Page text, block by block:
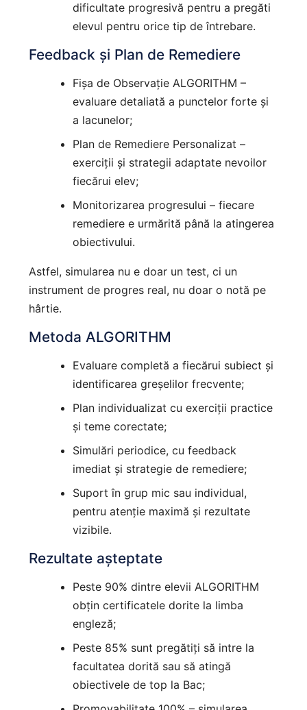
dificultate progresivă pentru a pregăti
elevul pentru orice tip de întrebare.
Feedback și Plan de Remediere
Fișa de Observație ALGORITHM –
evaluare detaliată a punctelor forte și
a lacunelor;
Plan de Remediere Personalizat –
exerciții și strategii adaptate nevoilor
fiecărui elev;
Monitorizarea progresului – fiecare
remediere e urmărită până la atingerea
obiectivului.
Astfel, simularea nu e doar un test, ci un
instrument de progres real, nu doar o notă pe
hârtie.
Metoda ALGORITHM
Evaluare completă a fiecărui subiect și
identificarea greșelilor frecvente;
Plan individualizat cu exerciții practice
și teme corectate;
Simulări periodice, cu feedback
imediat și strategie de remediere;
Suport în grup mic sau individual,
pentru atenție maximă și rezultate
vizibile.
Rezultate așteptate
Peste 90% dintre elevii ALGORITHM
obțin certificatele dorite la limba
engleză;
Peste 85% sunt pregătiți să intre la
facultatea dorită sau să atingă
obiectivele de top la Bac;